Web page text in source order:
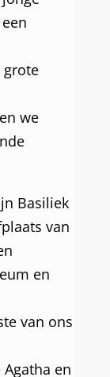
grote
we
Basiliek
van
en
van ons
en